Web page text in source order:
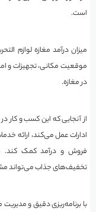
است.
میزان درآمد مغازه لوازم
موقعیت مکانی، تجهیزات و
در مغازه.
از آنجایی که این کسب و کار
ادارات عمل می‌کند، ارائه
فروش و درآمد کمک کند.
تخفیف‌های جذاب می‌تواند
با برنامه‌ریزی دقیق و